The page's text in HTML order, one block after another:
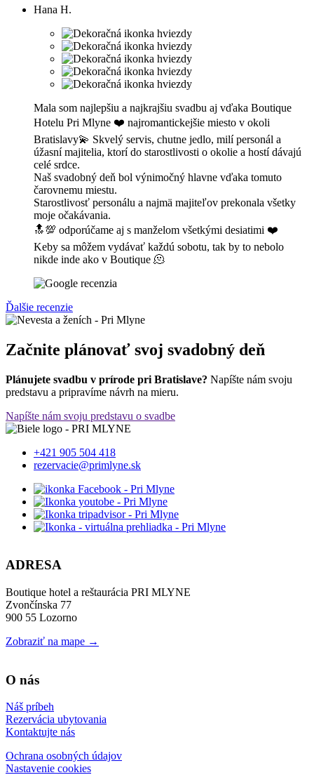
Hana H.
Mala som najlepšiu a najkrajšiu svadbu aj vďaka Boutique
Hotelu Pri Mlyne ❤️ najromantickejšie miesto v okoli
Bratislavy💫 Skvelý servis, chutne jedlo, milí personál a
úžasní majitelia, ktorí do starostlivosti o okolie a hostí dávajú
celé srdce.
Naš svadobný deň bol výnimočný hlavne vďaka tomuto
čarovnemu miestu.
Starostlivosť personálu a najmä majiteľov prekonala všetky
moje očakávania.
🔝💯 odporúčame aj s manželom všetkými desiatimi ❤️
Keby sa môžem vydávať každú sobotu, tak by to nebolo
nikde inde ako v Boutique 🫠
Ďalšie recenzie
Začnite plánovať svoj svadobný deň
Plánujete svadbu v prírode pri Bratislave? Napíšte nám svoju
predstavu a pripravíme návrh na mieru.
Napíšte nám svoju predstavu o svadbe
+421 905 504 418
rezervacie@primlyne.sk
ADRESA
Boutique hotel a reštaurácia PRI MLYNE
Zvončínska 77
900 55 Lozorno
Zobraziť na mape →
O nás
Náš príbeh
Rezervácia ubytovania
Kontaktujte nás
Ochrana osobných údajov
Nastavenie cookies